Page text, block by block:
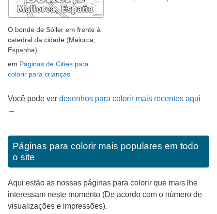
O bonde de Sóller em frente à
catedral da cidade (Maiorca,
Espanha)
em Páginas de Cities para
colorir para crianças
Você pode ver desenhos para colorir mais recentes aqui
→
Páginas para colorir mais populares em todo
o site
Aqui estão as nossas páginas para colorir que mais lhe
interessam neste momento (De acordo com o número de
visualizações e impressões).